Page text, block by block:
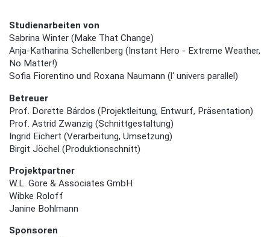
Studienarbeiten von
Sabrina Winter (Make That Change)
Anja-Katharina Schellenberg (Instant Hero - Extreme Weather,
No Matter!)
Sofia Fiorentino und Roxana Naumann (l‘ univers parallel)
Betreuer
Prof. Dorette Bárdos (Projektleitung, Entwurf, Präsentation)
Prof. Astrid Zwanzig (Schnittgestaltung)
Ingrid Eichert (Verarbeitung, Umsetzung)
Birgit Jöchel (Produktionschnitt)
Projektpartner
W.L. Gore & Associates GmbH
Wibke Roloff
Janine Bohlmann
Sponsoren